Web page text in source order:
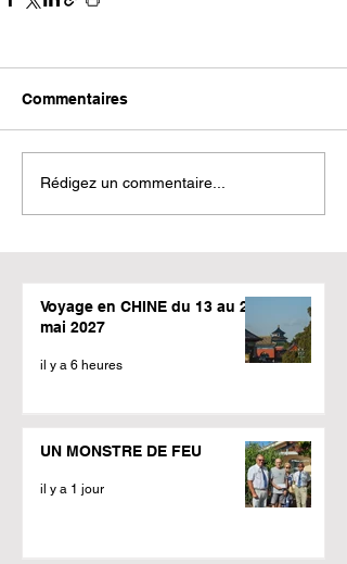
Commentaires
Rédigez un commentaire...
Voyage en CHINE du 13 au 24
mai 2027
il y a 6 heures
UN MONSTRE DE FEU
il y a 1 jour